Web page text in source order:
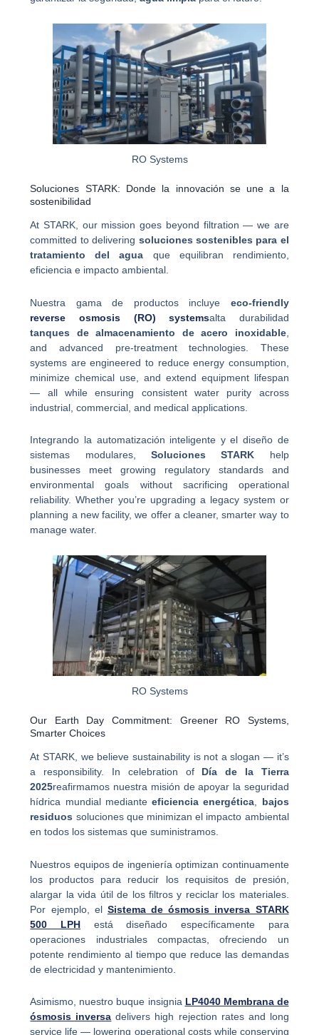
RO Systems
Soluciones STARK: Donde la innovación se une a la
sostenibilidad
At STARK, our mission goes beyond filtration — we are
committed to delivering soluciones sostenibles para el
tratamiento del agua que equilibran rendimiento,
eficiencia e impacto ambiental.
Nuestra gama de productos incluye eco-friendly
reverse osmosis (RO) systemsalta durabilidad
tanques de almacenamiento de acero inoxidable,
and advanced pre-treatment technologies. These
systems are engineered to reduce energy consumption,
minimize chemical use, and extend equipment lifespan
— all while ensuring consistent water purity across
industrial, commercial, and medical applications.
Integrando la automatización inteligente y el diseño de
sistemas modulares, Soluciones STARK help
businesses meet growing regulatory standards and
environmental goals without sacrificing operational
reliability. Whether you’re upgrading a legacy system or
planning a new facility, we offer a cleaner, smarter way to
manage water.
RO Systems
Our Earth Day Commitment: Greener RO Systems,
Smarter Choices
At STARK, we believe sustainability is not a slogan — it’s
a responsibility. In celebration of Día de la Tierra
2025reafirmamos nuestra misión de apoyar la seguridad
hídrica mundial medianteeficiencia energética
bajos
residuos soluciones que minimizan el impacto ambiental
en todos los sistemas que suministramos.
Nuestros equipos de ingeniería optimizan continuamente
los productos para reducir los requisitos de presión,
alargar la vida útil de los filtros y reciclar los materiales.
Por ejemplo, el Sistema de ósmosis inversa STARK
500 LPH está diseñado específicamente para
operaciones industriales compactas, ofreciendo un
potente rendimiento al tiempo que reduce las demandas
de electricidad y mantenimiento.
Asimismo, nuestro buque insignia LP4040 Membrana de
ósmosis inversa delivers high rejection rates and long
service life — lowering operational costs while conserving